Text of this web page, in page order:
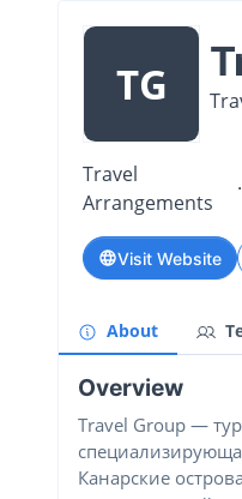
TG
Travel
Arrangements
·
Visit Website
About
Overview
Travel Group —
Канарские